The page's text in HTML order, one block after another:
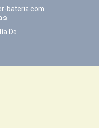
bateria.com
De